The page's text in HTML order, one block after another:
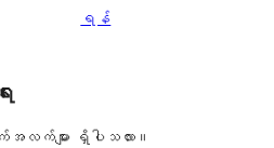
ချက်
ရန်
က်အလက်များ ရှိပါသလား။